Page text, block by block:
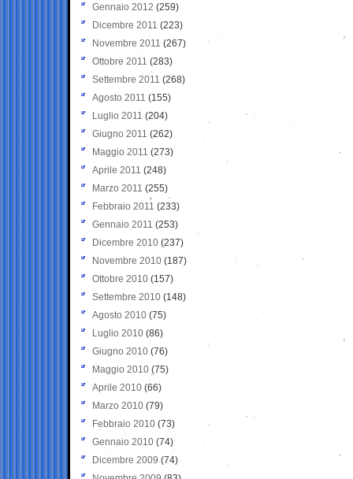
Gennaio 2012 (259)
Dicembre 2011 (223)
Novembre 2011 (267)
Ottobre 2011 (283)
Settembre 2011 (268)
Agosto 2011 (155)
Luglio 2011 (204)
Giugno 2011 (262)
Maggio 2011 (273)
Aprile 2011 (248)
Marzo 2011 (255)
Febbraio 2011 (233)
Gennaio 2011 (253)
Dicembre 2010 (237)
Novembre 2010 (187)
Ottobre 2010 (157)
Settembre 2010 (148)
Agosto 2010 (75)
Luglio 2010 (86)
Giugno 2010 (76)
Maggio 2010 (75)
Aprile 2010 (66)
Marzo 2010 (79)
Febbraio 2010 (73)
Gennaio 2010 (74)
Dicembre 2009 (74)